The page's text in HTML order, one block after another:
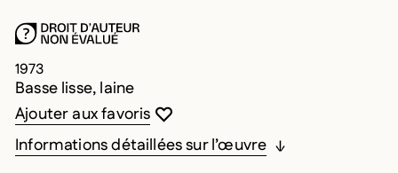
1973
Basse lisse, laine
Vous devez être connecté pour ajouter
Fermer la modale
Ouvrir la modale
Ajouter aux favoris
Informations détaillées sur l’œuvre